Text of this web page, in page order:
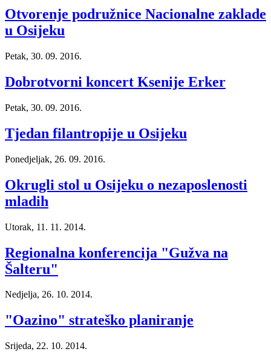
Otvorenje podružnice Nacionalne zaklade
u Osijeku
Petak, 30. 09. 2016.
Dobrotvorni koncert Ksenije Erker
Petak, 30. 09. 2016.
Tjedan filantropije u Osijeku
Ponedjeljak, 26. 09. 2016.
Okrugli stol u Osijeku o nezaposlenosti
mladih
Utorak, 11. 11. 2014.
Regionalna konferencija "Gužva na
Šalteru"
Nedjelja, 26. 10. 2014.
"Oazino" strateško planiranje
Srijeda, 22. 10. 2014.